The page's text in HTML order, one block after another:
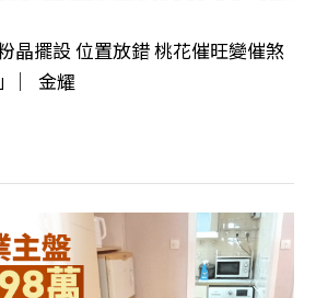
晶擺設 位置放錯 桃花催旺變催煞
︳金耀